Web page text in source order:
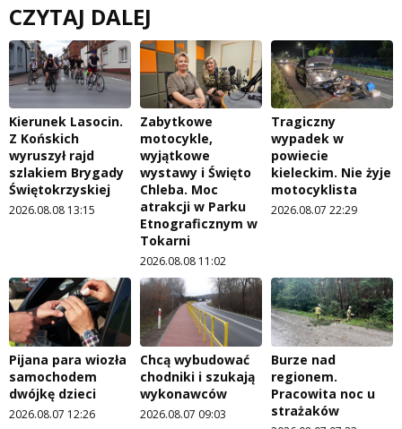
CZYTAJ DALEJ
Kierunek Lasocin.
Z Końskich
wyruszył rajd
szlakiem Brygady
Świętokrzyskiej
2026.08.08 13:15
Zabytkowe
motocykle,
wyjątkowe
wystawy i Święto
Chleba. Moc
atrakcji w Parku
Etnograficznym w
Tokarni
2026.08.08 11:02
Tragiczny
wypadek w
powiecie
kieleckim. Nie żyje
motocyklista
2026.08.07 22:29
Pijana para wiozła
samochodem
dwójkę dzieci
2026.08.07 12:26
Chcą wybudować
chodniki i szukają
wykonawców
2026.08.07 09:03
Burze nad
regionem.
Pracowita noc u
strażaków